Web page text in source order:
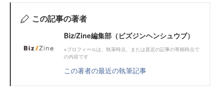
この記事の著者
Biz/Zine編集部（ビズジンヘンシュウブ）
※プロフィールは、執筆時点、または直近の記事の寄稿時点で
の内容です
この著者の最近の執筆記事